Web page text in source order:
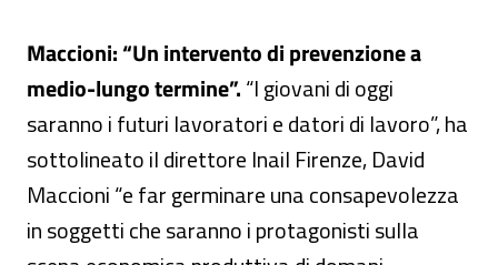
Maccioni: “Un intervento di prevenzione a
medio-lungo termine”.“I giovani di oggi
saranno i futuri lavoratori e datori di lavoro”, ha
sottolineato il direttore Inail Firenze, David
Maccioni “e far germinare una consapevolezza
in soggetti che saranno i protagonisti sulla